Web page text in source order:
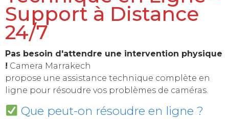
Support à Distance
24/7
Pas besoin d'attendre une intervention physique
! Camera Marrakech
propose une assistance technique complète en
ligne pour résoudre vos problèmes de caméras.
Que peut-on résoudre en ligne ?